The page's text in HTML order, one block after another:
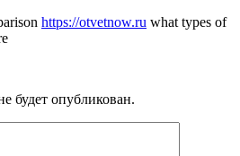
https://otvetnow.ru what types of
будет опубликован.